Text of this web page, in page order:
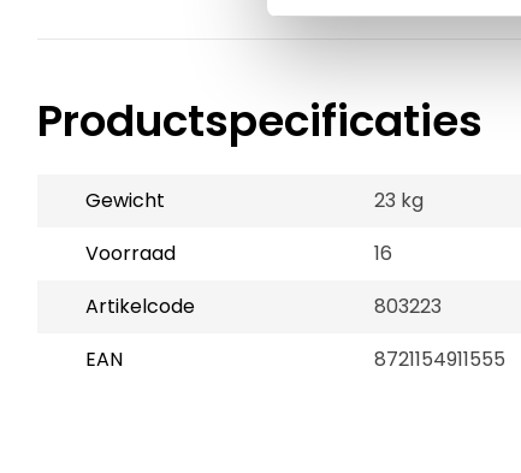
Productspecificaties
Gewicht
23 kg
Voorraad
16
Artikelcode
803223
EAN
8721154911555